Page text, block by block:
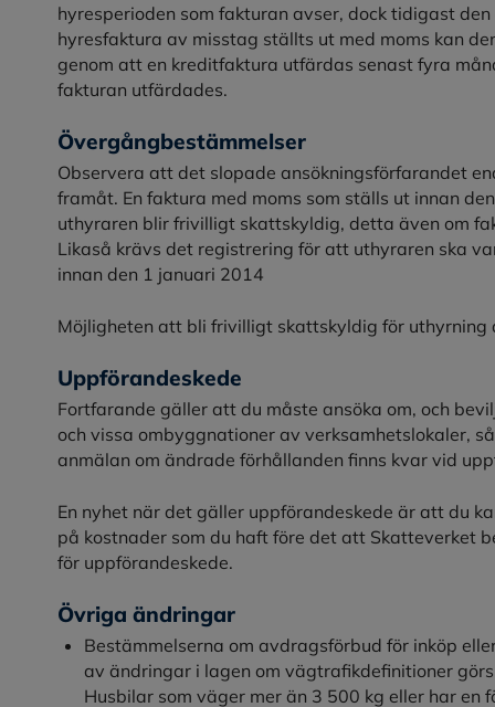
hyresperioden som fakturan avser, dock tidigast
hyresfaktura av misstag ställts ut med moms kan
genom att en kreditfaktura utfärdas senast fyra
fakturan utfärdades.
Övergångbestämmelser
Observera att det slopade ansökningsförfarandet
framåt. En faktura med moms som ställs ut innan
uthyraren blir frivilligt skattskyldig, detta även om
Likaså krävs det registrering för att uthyraren ska
innan den 1 januari 2014
Möjligheten att bli frivilligt skattskyldig för
Uppförandeskede
Fortfarande gäller att du måste ansöka om, och
och vissa ombyggnationer av verksamhetslokaler,
anmälan om ändrade förhållanden finns kvar vid
En nyhet när det gäller uppförandeskede är att du
på kostnader som du haft före det att Skatteverket
för uppförandeskede.
Övriga ändringar
Bestämmelserna om avdragsförbud för inköp
av ändringar i lagen om vägtrafikdefinitioner
Husbilar som väger mer än 3 500 kg eller har